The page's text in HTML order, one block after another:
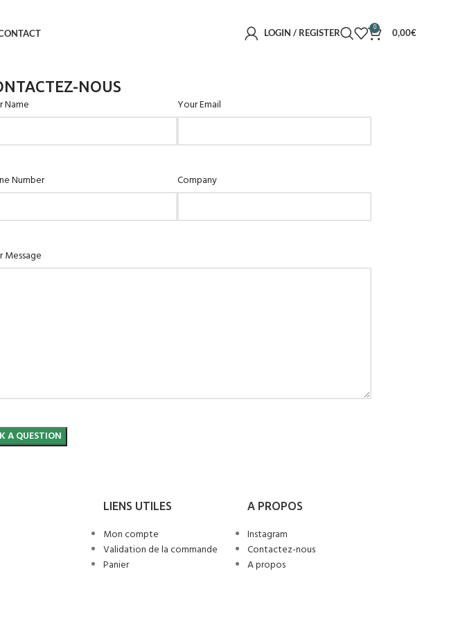
LOGIN / REGISTER 0 0,00€
NOUS
Name Your Email
Number Company
Message
LIENS UTILES
Mon compte
Validation de la commande
Panier
A PROPOS
Instagram
Contactez-nous
A propos